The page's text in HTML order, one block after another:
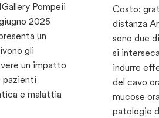
Pompeii
2025
un
gli
un impatto
pazienti
e malattia
Costo:
distanza
sono due
si
indurre
del cavo
mucose
patologie